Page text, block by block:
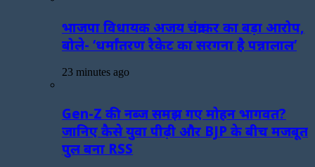
भाजपा विधायक अजय चंद्राकर का बड़ा आरोप,
बोले- ‘धर्मांतरण रैकेट का सरगना है पन्नालाल’
23 minutes ago
Gen-Z की नब्ज समझ गए मोहन भागवत?
जानिए कैसे युवा पीढ़ी और BJP के बीच मजबूत
पुल बना RSS